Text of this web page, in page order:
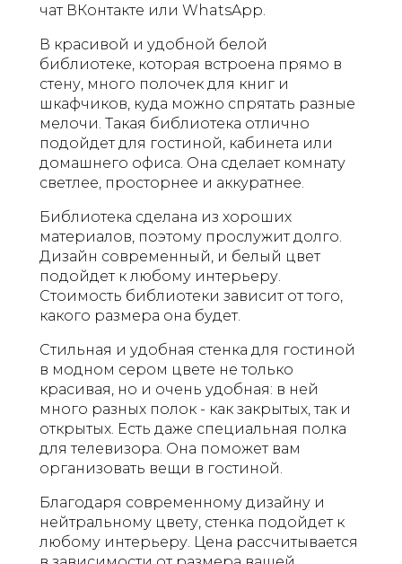
чат ВКонтакте или WhatsApp.
В красивой и удобной белой
библиотеке, которая встроена прямо в
стену, много полочек для книг и
шкафчиков, куда можно спрятать разные
мелочи. Такая библиотека отлично
подойдет для гостиной, кабинета или
домашнего офиса. Она сделает комнату
светлее, просторнее и аккуратнее.
Библиотека сделана из хороших
материалов, поэтому прослужит долго.
Дизайн современный, и белый цвет
подойдет к любому интерьеру.
Стоимость библиотеки зависит от того,
какого размера она будет.
Стильная и удобная стенка для гостиной
в модном сером цвете не только
красивая, но и очень удобная: в ней
много разных полок - как закрытых, так и
открытых. Есть даже специальная полка
для телевизора. Она поможет вам
организовать вещи в гостиной.
Благодаря современному дизайну и
нейтральному цвету, стенка подойдет к
любому интерьеру. Цена рассчитывается